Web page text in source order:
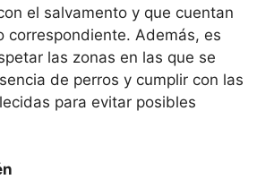
el salvamento y que cuentan
correspondiente. Además, es
las zonas en las que se
de perros y cumplir con las
para evitar posibles